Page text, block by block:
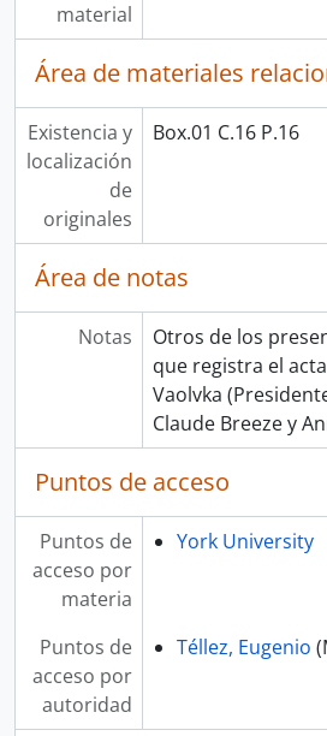
material
Área de materiales
Existencia y
localización
de
originales
Box.01 C.16 P.16
Área de notas
Notas
Otros de los
que registra el
Vaolvka
Claude Breeze y
Puntos de acceso
Puntos de
acceso por
materia
York University
Puntos de
acceso por
autoridad
Téllez, Eugenio